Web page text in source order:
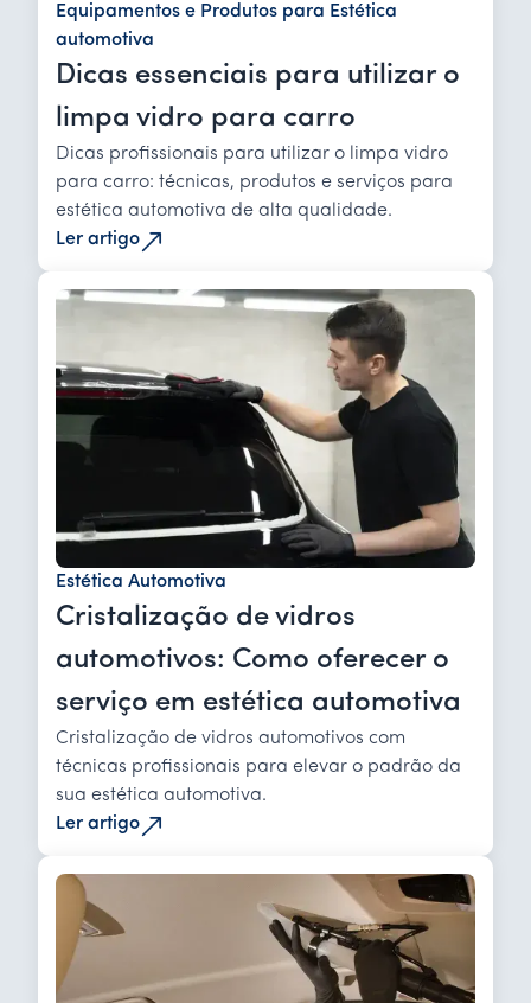
Equipamentos e Produtos para Estética
automotiva
Dicas essenciais para utilizar o
limpa vidro para carro
Dicas profissionais para utilizar o limpa vidro
para carro: técnicas, produtos e serviços para
estética automotiva de alta qualidade.
Ler artigo
Estética Automotiva
Cristalização de vidros
automotivos: Como oferecer o
serviço em estética automotiva
Cristalização de vidros automotivos com
técnicas profissionais para elevar o padrão da
sua estética automotiva.
Ler artigo